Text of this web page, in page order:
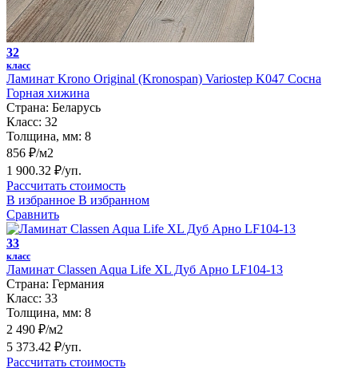
32
класс
Ламинат Krono Original (Kronospan) Variostep K047 Сосна
Горная хижина
Страна: Беларусь
Класс: 32
Толщина, мм: 8
856 ₽/м2
1 900.32 ₽/уп.
Рассчитать стоимость
В избранное В избранном
Сравнить
33
класс
Ламинат Classen Aqua Life XL Дуб Арно LF104-13
Страна: Германия
Класс: 33
Толщина, мм: 8
2 490 ₽/м2
5 373.42 ₽/уп.
Рассчитать стоимость